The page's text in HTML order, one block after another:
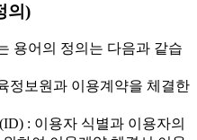
의)
용어의 정의는 다음과 같습
정보원과 이용계약을 체결한
: 이용자 식별과 이용자의